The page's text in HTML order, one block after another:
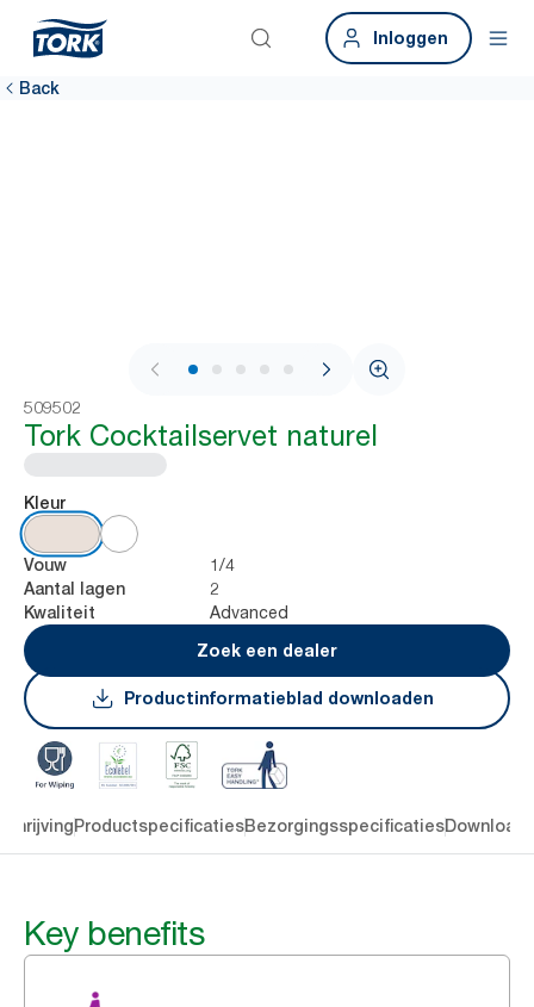
Inloggen
Back
1 / 6
509502
Tork Cocktailservet naturel
Kleur
Vouw 1/4
Aantal lagen 2
Kwaliteit
Advanced
Zoek een dealer
Productinformatieblad downloaden
ProductspecificatiesBezorgingsspecificaties
Key benefits